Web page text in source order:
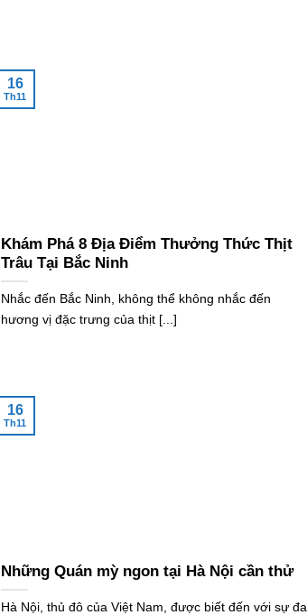
Khám Phá 8 Địa Điểm Thưởng Thức Thịt
Trâu Tại Bắc Ninh
Nhắc đến Bắc Ninh, không thể không nhắc đến
hương vị đặc trưng của thịt [...]
16
Th11
Những Quán mỳ ngon tại Hà Nội cần thử
Hà Nội, thủ đô của Việt Nam, được biết đến với sự đa
16
Th11